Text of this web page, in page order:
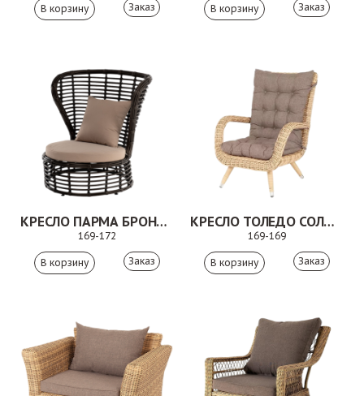
Заказ Заказ
КРЕСЛО ПАРМА БРОНЗОВЫЙ
169-172
Заказ
КРЕСЛО ТОЛЕДО СОЛОМЕННЫЙ
169-169
Заказ